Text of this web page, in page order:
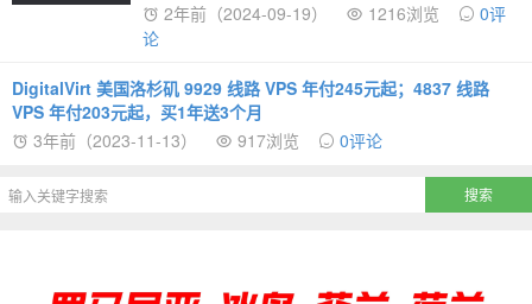
2年前（2024-09-19）
1216浏览
0评
论
DigitalVirt 美国洛杉矶 9929 线路 VPS 年付245元起；4837 线路
VPS 年付203元起，买1年送3个月
3年前（2023-11-13）
917浏览 0评论